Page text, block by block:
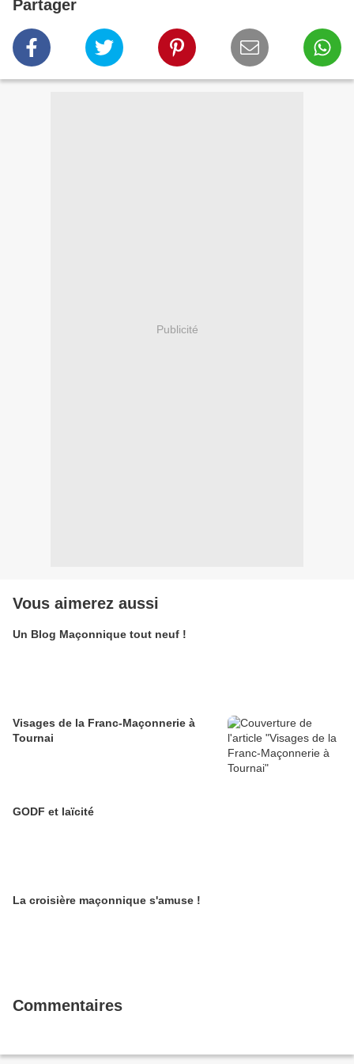
Partager
Publicité
Vous aimerez aussi
Un Blog Maçonnique tout neuf !
Visages de la Franc-Maçonnerie à
Tournai
GODF et laïcité
La croisière maçonnique s'amuse !
Commentaires